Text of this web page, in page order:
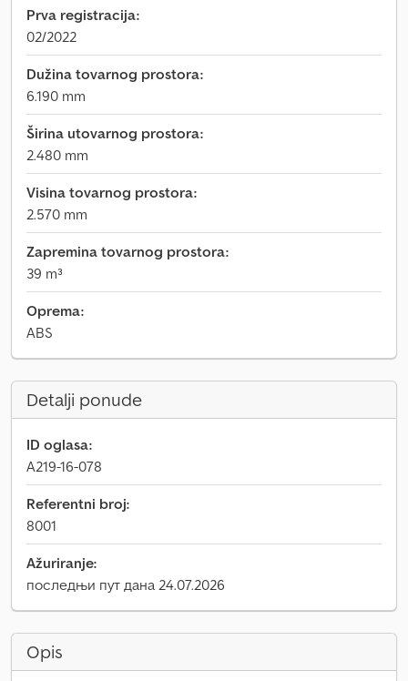
Prva registracija:
02/2022
Dužina tovarnog prostora:
6.190 mm
Širina utovarnog prostora:
2.480 mm
Visina tovarnog prostora:
2.570 mm
Zapremina tovarnog prostora:
39 m³
Oprema:
ABS
Detalji ponude
ID oglasa:
A219-16-078
Referentni broj:
8001
Ažuriranje:
последњи пут дана 24.07.2026
Opis